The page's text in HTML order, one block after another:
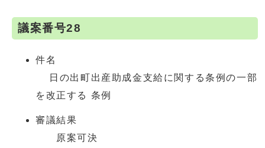
議案番号28
件名
日の出町出産助成金支給に関する条例の一部
を改正する 条例
審議結果
原案可決